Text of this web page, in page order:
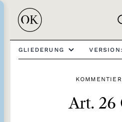
GLIEDERUNG
Art. 26